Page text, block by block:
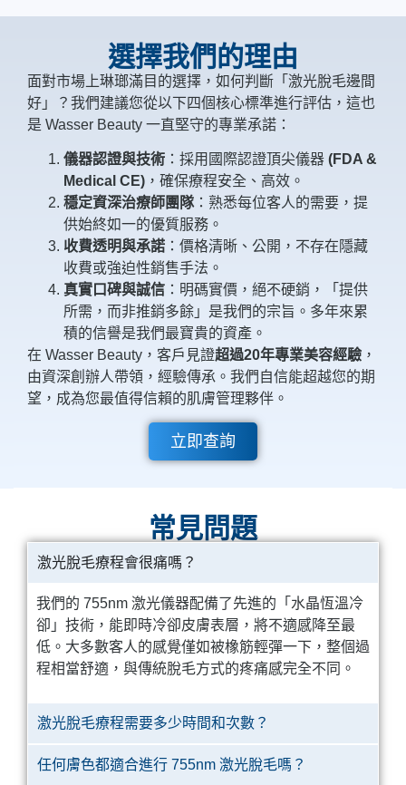
選擇我們的理由
面對市場上琳瑯滿目的選擇，如何判斷「激光脫毛邊間
好」？我們建議您從以下四個核心標準進行評估，這也
是 Wasser Beauty 一直堅守的專業承諾：
儀器認證與技術 ：採用國際認證頂尖儀器 (FDA &
Medical CE) ，確保療程安全、高效。
穩定資深治療師團隊：熟悉每位客人的需要，提
供始終如一的優質服務。
收費透明與承諾 ：價格清晰、公開，不存在隱藏
收費或強迫性銷售手法。
真實口碑與誠信 ：明碼實價，絕不硬銷，「提供
所需，而非推銷多餘」是我們的宗旨。多年來累
積的信譽是我們最寶貴的資產。
在 Wasser Beauty，客戶見證超過20年專業美容經驗 ，
由資深創辦人帶領，經驗傳承。我們自信能超越您的期
望，成為您最值得信賴的肌膚管理夥伴。
立即查詢
常見問題
激光脫毛療程會很痛嗎？
我們的 755nm 激光儀器配備了先進的「水晶恆溫冷
卻」技術，能即時冷卻皮膚表層，將不適感降至最
低。大多數客人的感覺僅如被橡筋輕彈一下，整個過
程相當舒適，與傳統脫毛方式的疼痛感完全不同。
激光脫毛療程需要多少時間和次數？
任何膚色都適合進行 755nm 激光脫毛嗎？